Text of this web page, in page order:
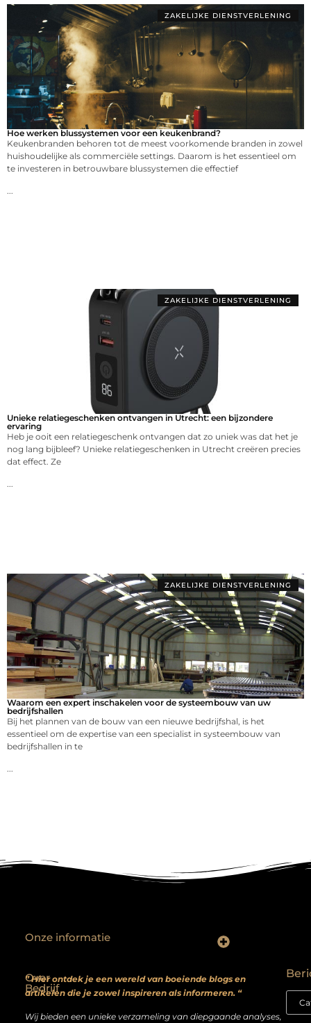
ZAKELIJKE DIENSTVERLENING
Hoe werken blussystemen voor een keukenbrand?
Keukenbranden behoren tot de meest voorkomende branden in zowel
huishoudelijke als commerciële settings. Daarom is het essentieel om
te investeren in betrouwbare blussystemen die effectief
...
ZAKELIJKE DIENSTVERLENING
Unieke relatiegeschenken ontvangen in Utrecht: een bijzondere
ervaring
Heb je ooit een relatiegeschenk ontvangen dat zo uniek was dat het je
nog lang bijbleef? Unieke relatiegeschenken in Utrecht creëren precies
dat effect. Ze
...
ZAKELIJKE DIENSTVERLENING
Waarom een expert inschakelen voor de systeembouw van uw
bedrijfshallen
Bij het plannen van de bouw van een nieuwe bedrijfshal, is het
essentieel om de expertise van een specialist in systeembouw van
bedrijfshallen in te
...
Over
Bedrijf
” Hier ontdek je een wereld van boeiende blogs en
artikelen die je zowel inspireren als informeren. “
Wij bieden een unieke verzameling van diepgaande analyses,
Onze informatie